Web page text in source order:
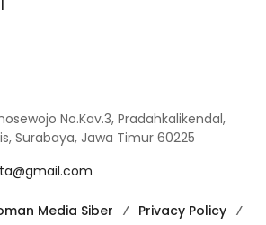
No.Kav.3, Pradahkalikendal,
Surabaya, Jawa Timur 60225
Media Siber Privacy Policy